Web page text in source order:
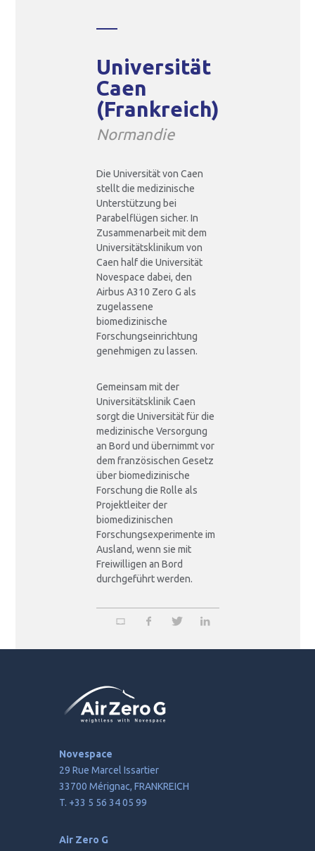
Einen Flug anbieten
Angebote für Unternehmen
Air Zero G Sky Club
FAQ Privatpersonen
Universität
Caen
(Frankreich)
Normandie
Die Universität von Caen
stellt die medizinische
Unterstützung bei
Parabelflügen sicher. In
Zusammenarbeit mit dem
Universitätsklinikum von
Caen half die Universität
Novespace dabei, den
Airbus A310 Zero G als
zugelassene
biomedizinische
Forschungseinrichtung
genehmigen zu lassen.
Gemeinsam mit der
Universitätsklinik Caen
sorgt die Universität für die
medizinische Versorgung
an Bord und übernimmt vor
dem französischen Gesetz
über biomedizinische
Forschung die Rolle als
Projektleiter der
biomedizinischen
Forschungsexperimente im
Ausland, wenn sie mit
Freiwilligen an Bord
durchgeführt werden.
Novespace
29 Rue Marcel Issartier
33700 Mérignac, FRANKREICH
T. +33 5 56 34 05 99
Air Zero G